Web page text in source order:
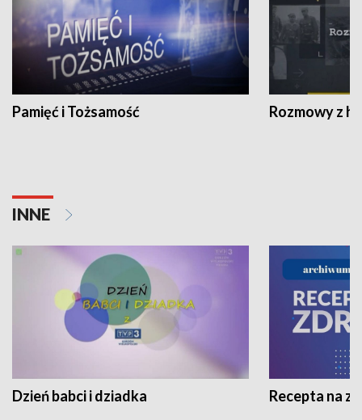
Pamięć i Tożsamość Rozmowy z
INNE
Dzień babci i dziadka Recepta na